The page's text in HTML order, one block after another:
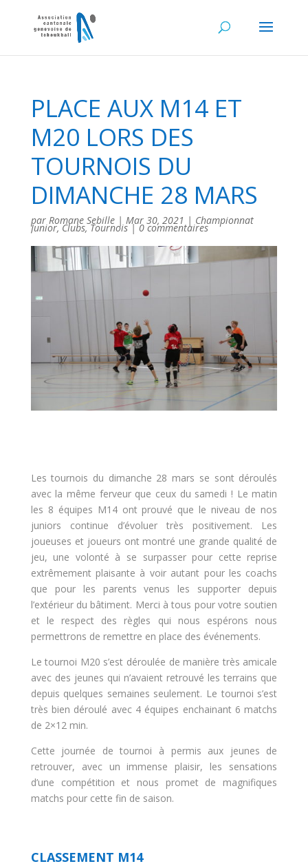
PLACE AUX M14 ET
M20 LORS DES
TOURNOIS DU
DIMANCHE 28 MARS
par Romane Sebille| Mar 30, 2021 | Championnat
Junior,Clubs,Tournois|0 commentaires
Les tournois du dimanche 28 mars se sont déroulés
avec la même ferveur que ceux du samedi ! Le matin
les 8 équipes M14 ont prouvé que le niveau de nos
juniors continue d’évoluer très positivement. Les
joueuses et joueurs ont montré une grande qualité de
jeu, une volonté à se surpasser pour cette reprise
extrêmement plaisante à voir autant pour les coachs
que pour les parents venus les supporter depuis
l’extérieur du bâtiment. Merci à tous pour votre soutien
et le respect des règles qui nous espérons nous
permettrons de remettre en place des événements.
Le tournoi M20 s’est déroulée de manière très amicale
avec des jeunes qui n’avaient retrouvé les terrains que
depuis quelques semaines seulement. Le tournoi s’est
très bien déroulé avec 4 équipes enchainant 6 matchs
de 2×12 min.
Cette journée de tournoi à permis aux jeunes de
retrouver, avec un immense plaisir, les sensations
d’une compétition et nous promet de magnifiques
matchs pour cette fin de saison.
CLASSEMENT M14